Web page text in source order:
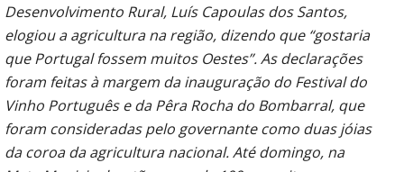
Desenvolvimento Rural, Luís Capoulas dos Santos,
elogiou a agricultura na região, dizendo que “gostaria
que Portugal fossem muitos Oestes”. As declarações
foram feitas à margem da inauguração do Festival do
Vinho Português e da Pêra Rocha do Bombarral, que
foram consideradas pelo governante como duas jóias
da coroa da agricultura nacional. Até domingo, na